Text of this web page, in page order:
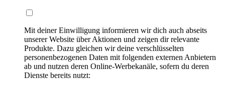
Mit deiner Einwilligung informieren wir dich auch abseits
unserer Website über Aktionen und zeigen dir relevante
Produkte. Dazu gleichen wir deine verschlüsselten
personenbezogenen Daten mit folgenden externen Anbietern
ab und nutzen deren Online-Werbekanäle, sofern du deren
Dienste bereits nutzt: